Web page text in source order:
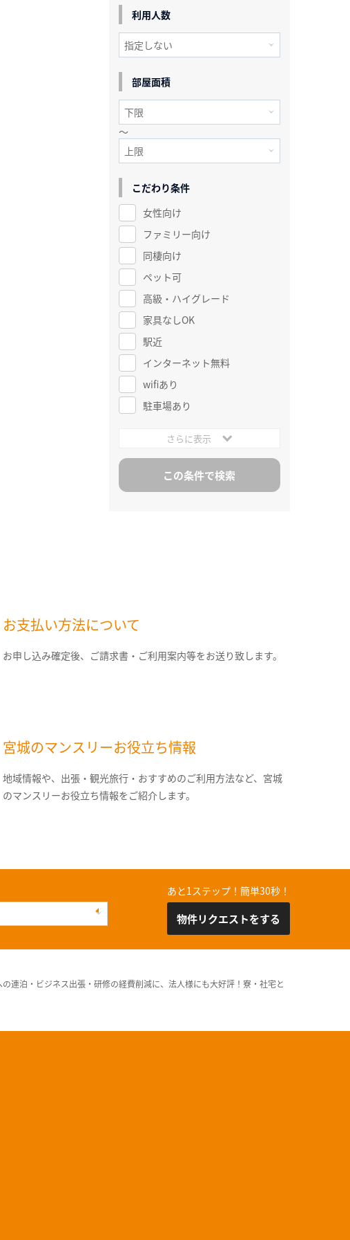
利用人数
部屋面積
～
こだわり条件
女性向け
ファミリー向け
同棲向け
ペット可
高級・ハイグレード
家具なしOK
駅近
インターネット無料
wifiあり
駐車場あり
さらに表示
お支払い方法について
お申し込み確定後、ご請求書・ご利用案内等をお送り致します。
宮城のマンスリーお役立ち情報
地域情報や、出張・観光旅行・おすすめのご利用方法など、宮城
のマンスリーお役立ち情報をご紹介します。
あと1ステップ！簡単30秒！
物件リクエストをする
連泊・ビジネス出張・研修の経費削減に、法人様にも大好評！寮・社宅と